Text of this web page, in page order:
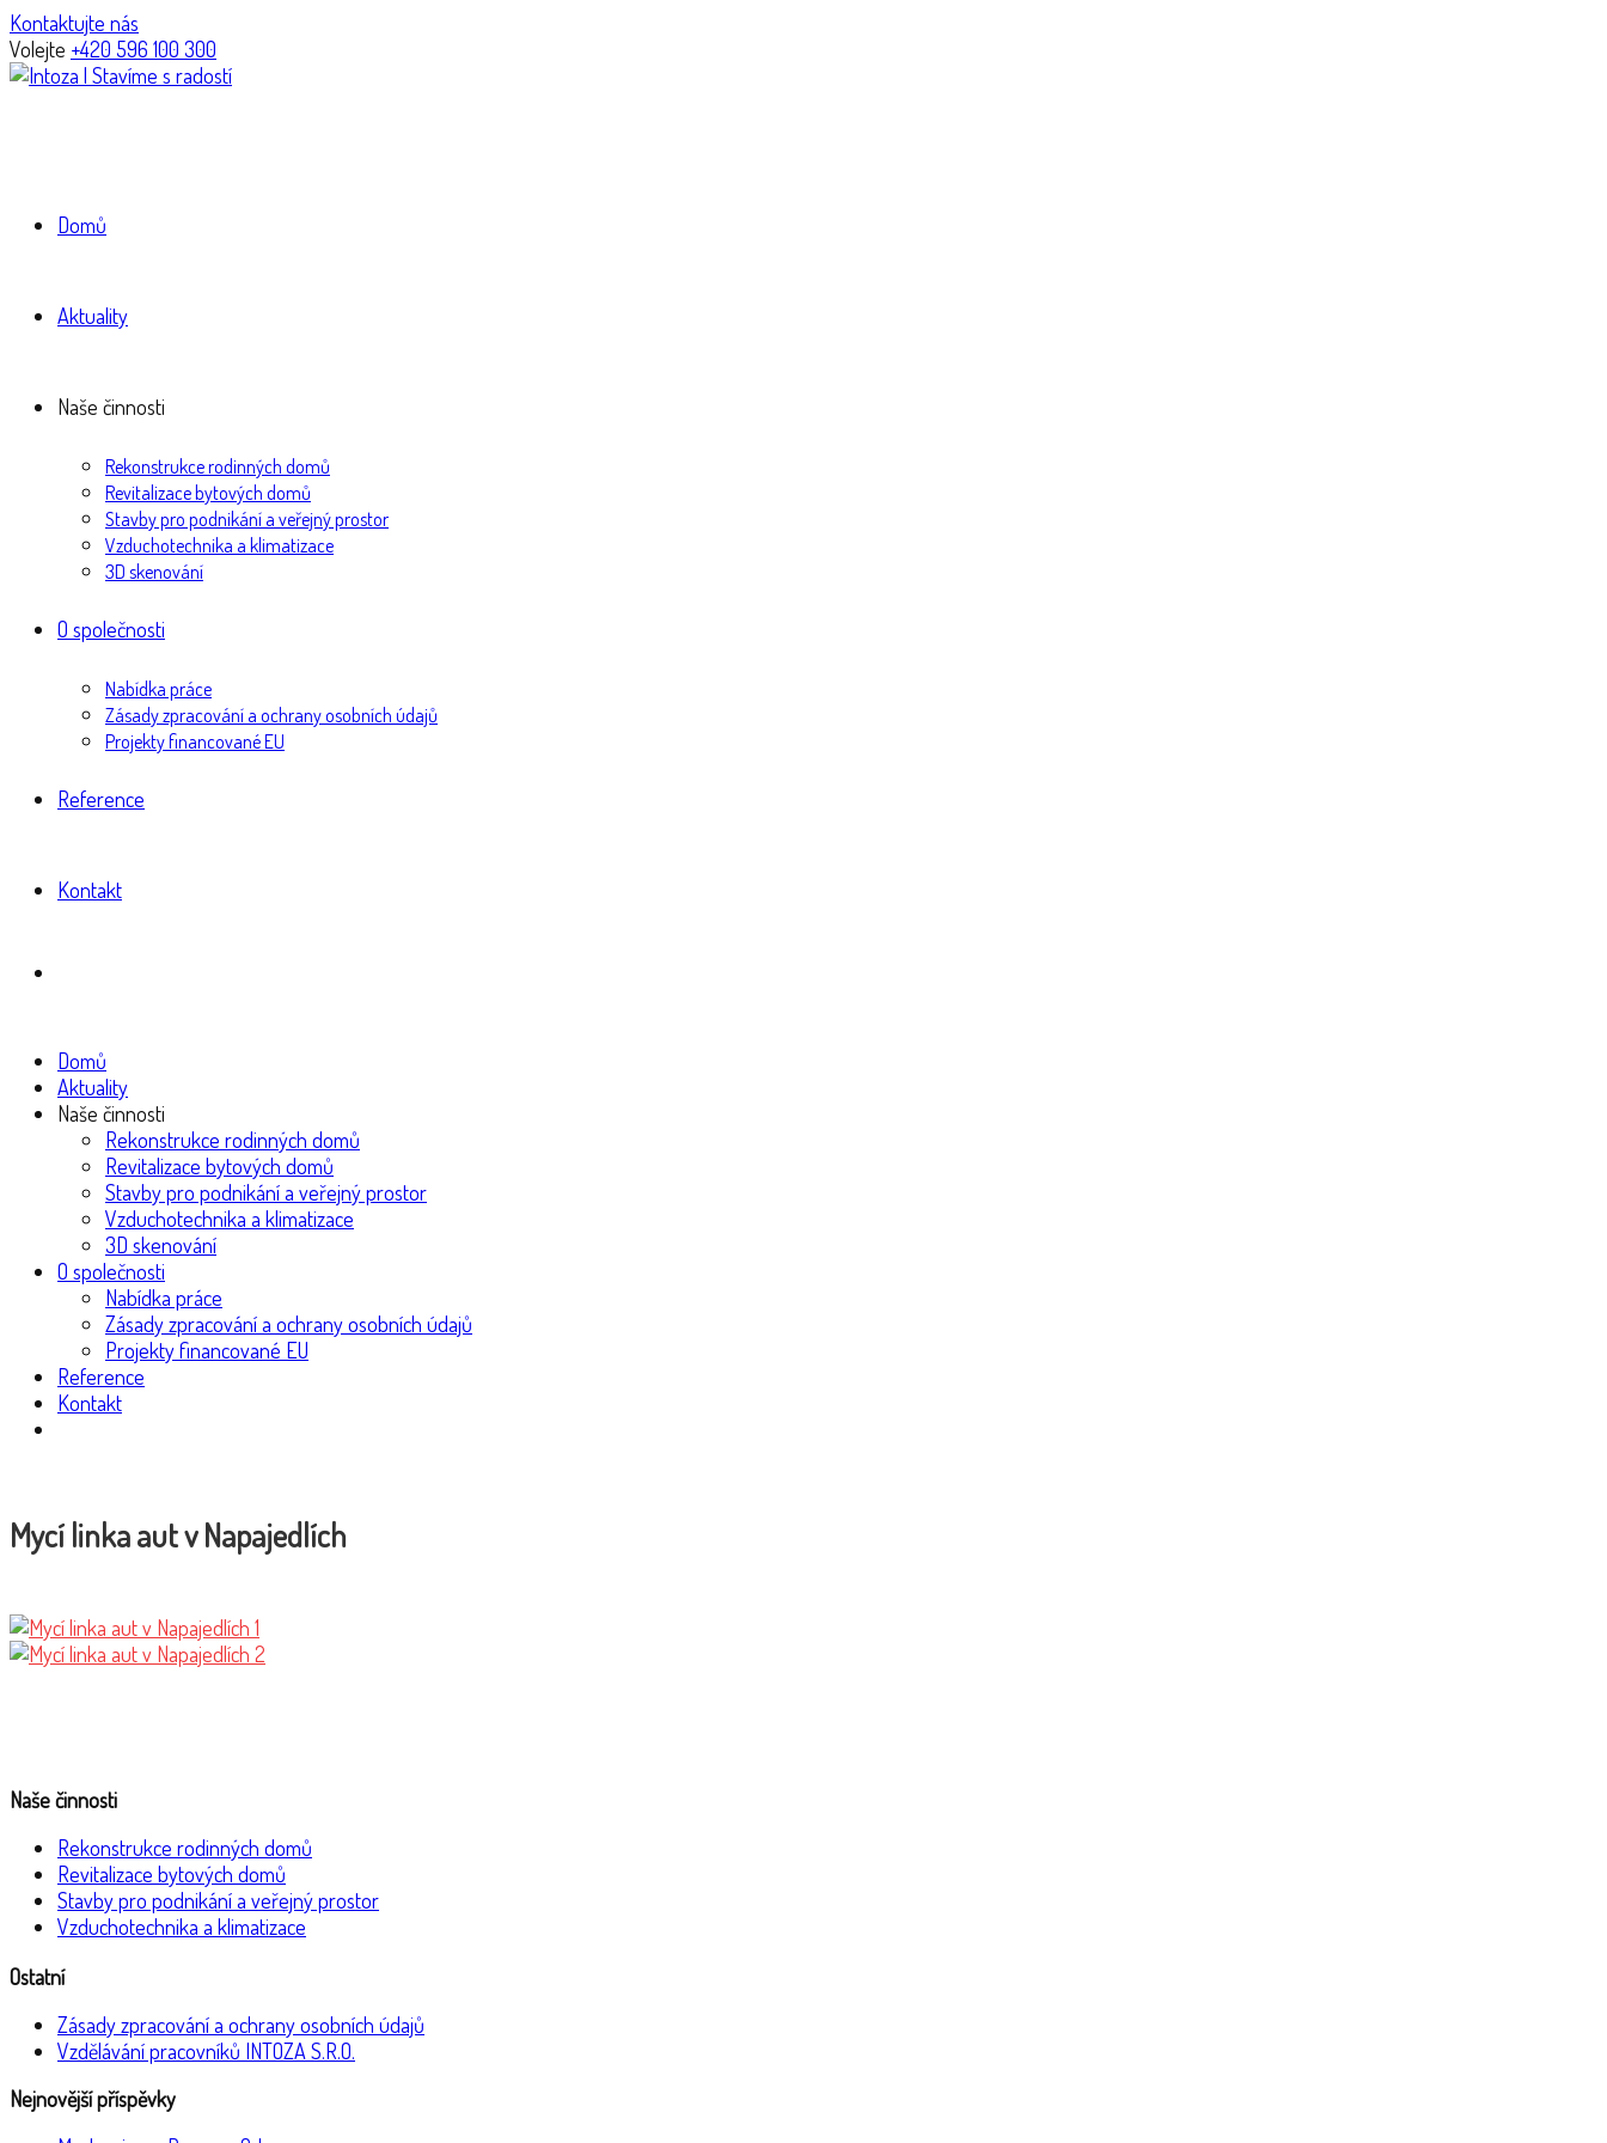
Kontaktujte nás
Volejte +420 596 100 300
Domů
Aktuality
Naše činnosti
Rekonstrukce rodinných domů
Revitalizace bytových domů
Stavby pro podnikání a veřejný prostor
Vzduchotechnika a klimatizace
3D skenování
O společnosti
Nabídka práce
Zásady zpracování a ochrany osobních údajů
Projekty financované EU
Reference
Kontakt
Domů
Aktuality
Naše činnosti
Rekonstrukce rodinných domů
Revitalizace bytových domů
Stavby pro podnikání a veřejný prostor
Vzduchotechnika a klimatizace
3D skenování
O společnosti
Nabídka práce
Zásady zpracování a ochrany osobních údajů
Projekty financované EU
Reference
Kontakt
Mycí linka aut v Napajedlích
Naše činnosti
Rekonstrukce rodinných domů
Revitalizace bytových domů
Stavby pro podnikání a veřejný prostor
Vzduchotechnika a klimatizace
Ostatní
Zásady zpracování a ochrany osobních údajů
Vzdělávání pracovníků INTOZA S.R.O.
Nejnovější příspěvky